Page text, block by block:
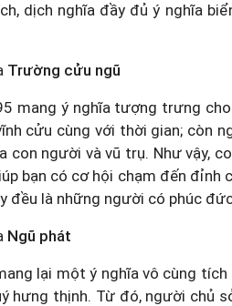
dịch nghĩa đầy đủ ý nghĩa
Trường cửu ngũ
mang ý nghĩa tượng trưng
cửu cùng với thời gian; còn
con người và vũ trụ. Như vậy,
bạn có cơ hội chạm đến đỉnh
đều là những người có phúc
Ngũ phát
lại một ý nghĩa vô cùng
hưng thịnh. Từ đó, người chủ